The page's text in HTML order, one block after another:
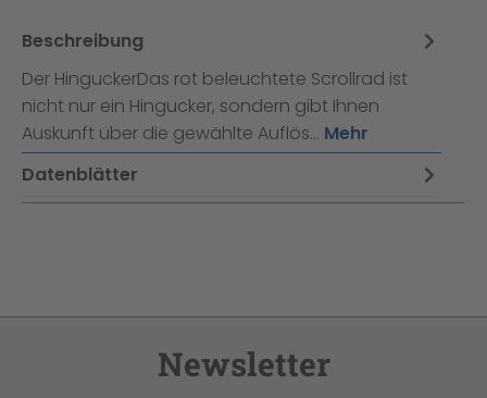
Beschreibung
Der HinguckerDas rot beleuchtete Scrollrad ist
nicht nur ein Hingucker, sondern gibt Ihnen
Auskunft über die gewählte Auflös… Mehr
Datenblätter
Newsletter